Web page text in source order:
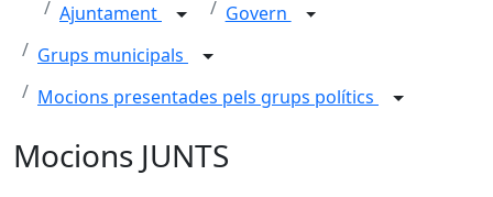
Ajuntament
Govern
Grups municipals
Mocions presentades pels grups polítics
Mocions JUNTS